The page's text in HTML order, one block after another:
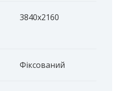
3840х2160
Фіксований